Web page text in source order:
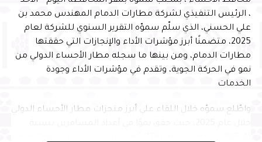
مستوى المملكة
DON'T MISS
برعاية سمو محافظ الأحساءتدشين أولى الرحلات
الموسمية المباشرة بين الأحساء وريزا التركية
، الرئيس التنفيذي لشركة مطارات الدمام المهندس محمد بن
علي الحسني، الذي سلّم سموّه التقرير السنوي للشركة لعام
2025، متضمنًا أبرز مؤشرات الأداء والإنجازات التي حققتها
مطارات الدمام، ومن بينها ما سجله مطار الأحساء الدولي من
نمو في الحركة الجوية، وتقدم في مؤشرات الأداء وجودة
الخدمات
واطّلع سموّه خلال اللقاء على أبرز منجزات مطار الأحساء الدولي